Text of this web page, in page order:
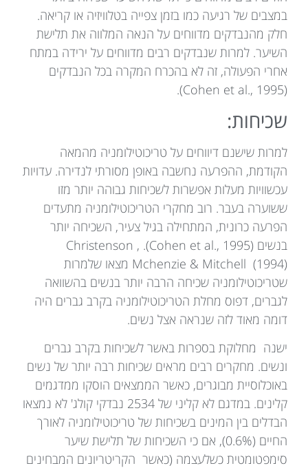
במצבים של רגיעה כמו בזמן צפייה בטלוויזיה או קריאה.
חלק מהנבדקים מדווחים על הנאה המלווה את תלישת
השיער. למרות שנבדקים רבים מדווחים על ירידה במתח
אחרי הפעולה, זה לא בהכרח המקרה בכל הנבדקים
(Cohen et al., 1995).
שכיחות:
למרות שישנם דיווחים על טריכוטילומניה מהמאה
הקודמת, ההפרעה נחשבה באופן מסורתי לנדירה. עדויות
עכשוויות מעלות אפשרות לשכיחות גבוהה יותר מזו
ששוערה בעבר. רוב מחקרי הטריכוטילומניה מתעדים
הפרעה כרונית, המתחילה בגיל צעיר, השכיחה יותר
בנשים (Cohen et al., 1995). Christenson ,
Mchenzie & Mitchell (1994) מצאו שלמרות
שטריכוטילומניה שכיחה הרבה יותר בנשים בהשוואה
לגברים, דפוס מחלת הטריכוטילומניה בקרב גברים היה
דומה מאוד לזה שנראה אצל נשים.
ישנה מחלוקת בספרות באשר לשכיחות בקרב גברים
ונשים. מחקרים רבים מראים שכיחות רבה יותר של נשים
באוכלוסיית מבוגרים, כאשר הממצאים הוסקו ממדגמים
קלינים. במדגם לא קליני של 2534 נבדקי קולג' לא נמצאו
הבדלים בין המינים בשכיחות של טריכוטילומניה לאורך
החיים (0.6%), אם כי השכיחות של תלישת שיער
סימפטומטית כשלעצמה (כאשר הקריטריונים המבחינים